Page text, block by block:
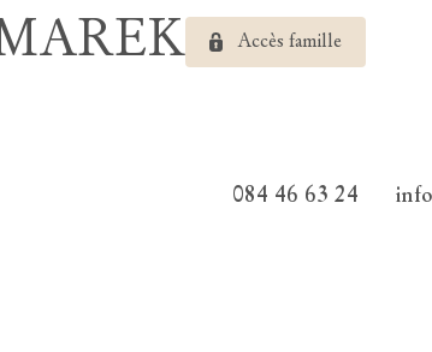
084 46 63 24
Accès famille